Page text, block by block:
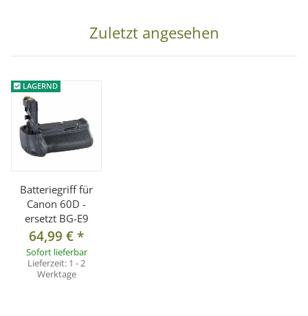
Zuletzt angesehen
LAGERND
Batteriegriff für
Canon 60D -
ersetzt BG-E9
64,99 €*
Sofort lieferbar
Lieferzeit: 1 - 2
Werktage